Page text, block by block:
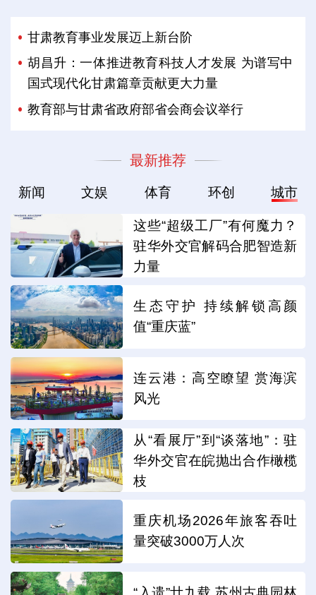
甘肃教育事业发展迈上新台阶
胡昌升：一体推进教育科技人才发展 为谱写中
国式现代化甘肃篇章贡献更大力量
教育部与甘肃省政府部省会商会议举行
最新推荐
新闻 文娱 体育 环创 城市
这些“超级工厂”有何魔力？
驻华外交官解码合肥智造新
力量
生态守护 持续解锁高颜
值“重庆蓝”
连云港：高空瞭望 赏海滨
风光
从“看展厅”到“谈落地”：驻
华外交官在皖抛出合作橄榄
枝
重庆机场2026年旅客吞吐
量突破3000万人次